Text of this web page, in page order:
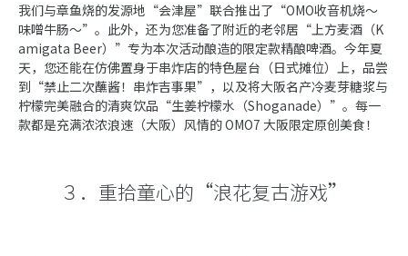
我们与章鱼烧的发源地“会津屋”联合推出了“OMO收音机烧～
味噌牛肠～”。此外，还为您准备了附近的老邻居“上方麦酒（K
amigata Beer）”专为本次活动酿造的限定款精酿啤酒。今年夏
天，您还能在仿佛置身于串炸店的特色屋台（日式摊位）上，品尝
到“禁止二次蘸酱！串炸吉事果”，以及将大阪名产冷麦芽糖浆与
柠檬完美融合的清爽饮品“生姜柠檬水（Shoganade）”。每一
款都是充满浓浓浪速（大阪）风情的 OMO7 大阪限定原创美食！
３．重拾童心的“浪花复古游戏”